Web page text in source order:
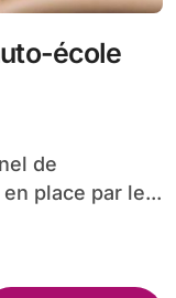
école
place par le...